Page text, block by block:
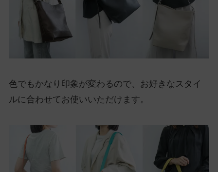
色でもかなり印象が変わるので、お好きなスタイ
ルに合わせてお使いいただけます。